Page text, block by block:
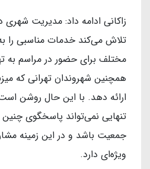
زاکانی ادامه داد: مدیریت شهری
تلاش می‌کند خدمات مناسبی را
مختلف برای حضور در مراسم به
همچنین شهروندان تهرانی که
ارائه دهد. با این حال روشن
تنهایی نمی‌تواند پاسخگوی
جمعیت باشد و در این زمینه
ویژه‌ای دارد.